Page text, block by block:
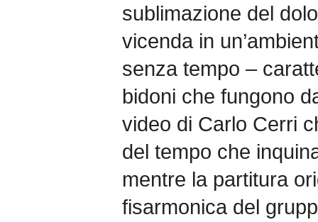
sublimazione del
vicenda in
senza tempo –
bidoni che fungono
video di Carlo Cerri
del tempo che
mentre la partitura
fisarmonica del